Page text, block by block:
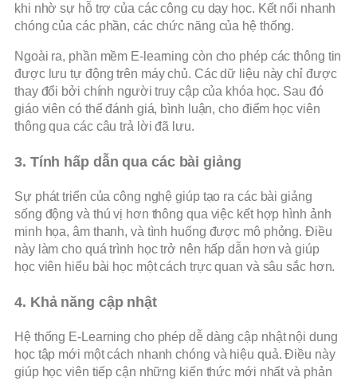
khi nhờ sự hỗ trợ của các công cụ dạy học. Kết nối nhanh
chóng của các phần, các chức năng của hệ thống.
Ngoài ra, phần mềm E-learning còn cho phép các thông tin
được lưu tự động trên máy chủ. Các dữ liệu này chỉ được
thay đổi bởi chính người truy cập của khóa học. Sau đó
giáo viên có thể đánh giá, bình luận, cho điểm học viên
thông qua các câu trả lời đã lưu.
3. Tính hấp dẫn qua các bài giảng
Sự phát triển của công nghệ giúp tạo ra các bài giảng
sống động và thú vị hơn thông qua việc kết hợp hình ảnh
minh họa, âm thanh, và tình huống được mô phỏng. Điều
này làm cho quá trình học trở nên hấp dẫn hơn và giúp
học viên hiểu bài học một cách trực quan và sâu sắc hơn.
4. Khả năng cập nhật
Hệ thống E-Learning cho phép dễ dàng cập nhật nội dung
học tập mới một cách nhanh chóng và hiệu quả. Điều này
giúp học viên tiếp cận những kiến thức mới nhất và phản